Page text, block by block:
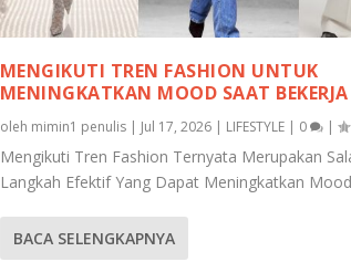
MENGIKUTI TREN FASHION UNTUK
MENINGKATKAN MOOD SAAT BEKERJA
oleh mimin1 penulis| Jul 17, 2026| LIFESTYLE| 0 |
Mengikuti Tren Fashion Ternyata Merupakan
Langkah Efektif Yang Dapat Meningkatkan
BACA SELENGKAPNYA